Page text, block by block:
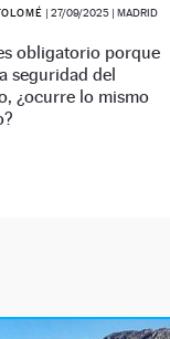
| 27/09/2025| MADRID
obligatorio porque
seguridad del
¿ocurre lo mismo